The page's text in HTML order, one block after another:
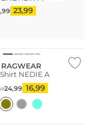
23,99
RAGWEAR
NEDIE A
24,99 16,99